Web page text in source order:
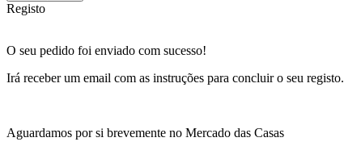
Registo
O seu pedido foi enviado com sucesso!
Irá receber um email com as instruções para concluir o seu registo.
Aguardamos por si brevemente no Mercado das Casas